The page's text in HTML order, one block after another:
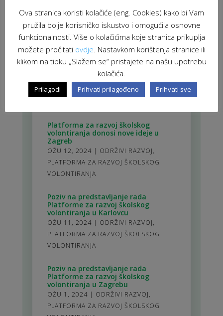
POVEZANE NOVOSTI
Poziv na predstavljanje rada
Platforme za razvoj školskog
volontiranja u Osijeku
|ODRŽIVI RAZVOJ
PLATFORMA ZA RAZVOJ ŠKOLSKOG
Platforma za razvoj školskog
volontiranja donosi nove ideje u
Zagreb
OŽU 12, 2024 | ODRŽIVI RAZVOJ,
PLATFORMA ZA RAZVOJ ŠKOLSKOG
VOLONTIRANJA
Poziv na predstavljanje rada
Platforme za razvoj školskog
volontiranja u Karlovcu
OŽU 11, 2024 | ODRŽIVI RAZVOJ,
PLATFORMA ZA RAZVOJ ŠKOLSKOG
VOLONTIRANJA
Poziv na predstavljanje rada
Platforme za razvoj školskog
volontiranja u Zagrebu
OŽU 1, 2024 | ODRŽIVI RAZVOJ,
PLATFORMA ZA RAZVOJ ŠKOLSKOG
Ova stranica koristi kolačiće (eng. Cookies) kako bi Vam
pružila bolje korisničko iskustvo i omogućila osnovne
funkcionalnosti. Više o kolačićima koje stranica prikuplja
možete pročitati ovdje . Nastavkom korištenja stranice ili
klikom na tipku „Slažem se“ pristajete na našu upotrebu
kolačića.
Prilagodi Prihvati prilagođeno Prihvati sve